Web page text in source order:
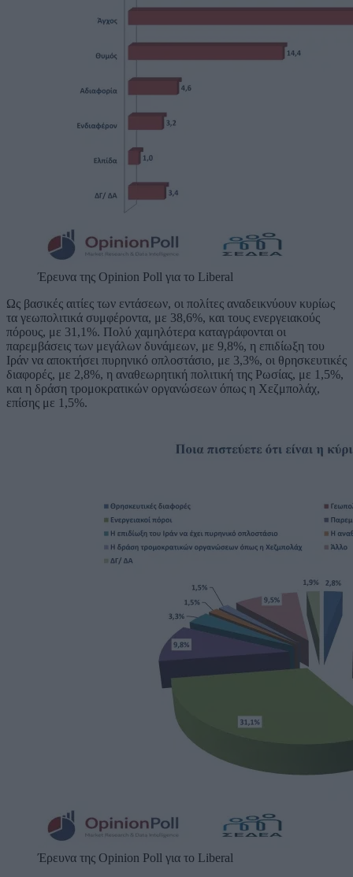
Έρευνα της Opinion Poll για το Liberal
Ως βασικές αιτίες των εντάσεων, οι πολίτες αναδεικνύουν κυρίως
τα γεωπολιτικά συμφέροντα, με 38,6%, και τους ενεργειακούς
πόρους, με 31,1%. Πολύ χαμηλότερα καταγράφονται οι
παρεμβάσεις των μεγάλων δυνάμεων, με 9,8%, η επιδίωξη του
Ιράν να αποκτήσει πυρηνικό οπλοστάσιο, με 3,3%, οι θρησκευτικές
διαφορές, με 2,8%, η αναθεωρητική πολιτική της Ρωσίας, με 1,5%,
και η δράση τρομοκρατικών οργανώσεων όπως η Χεζμπολάχ,
επίσης με 1,5%.
Έρευνα της Opinion Poll για το Liberal